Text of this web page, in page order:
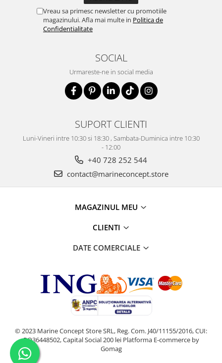
Vreau sa primesc newsletter cu promotiile
magazinului. Afla mai multe in Politica de
Confidentialitate
SOCIAL
Urmareste-ne in social media
SUPORT CLIENTI
Luni-Vineri intre 10:30 si 18:30 , Sambata-Duminica intre 10:30
- 12:00
+40 728 252 544
contact@marineconcept.store
MAGAZINUL MEU
CLIENTI
DATE COMERCIALE
© 2023 Marine Concept Store SRL, Reg. Com. J40/11155/2016, CUI:
RO36448502, Capital Social 200 lei Platforma E-commerce by
Gomag